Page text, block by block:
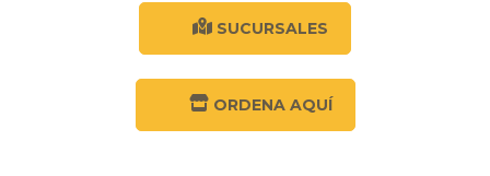
SUCURSALES
ORDENA AQUÍ